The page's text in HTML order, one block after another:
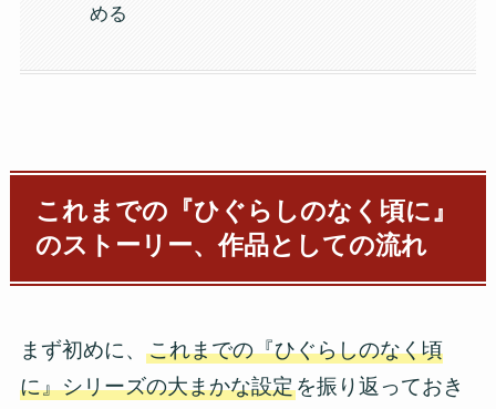
める
これまでの『ひぐらしのなく頃に』
のストーリー、作品としての流れ
まず初めに、 これまでの『ひぐらしのなく頃
に』シリーズの大まかな設定を振り返っておき